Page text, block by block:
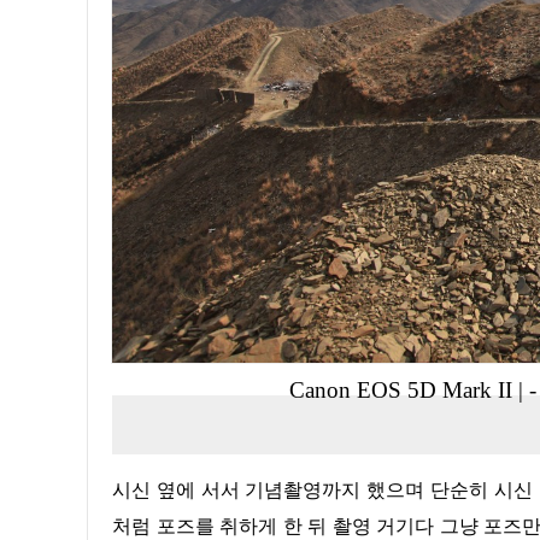
Canon EOS 5D Mark II| -
시신 옆에 서서 기념촬영까지 했으며 단순히 시신 옆에 서서 촬영한 것이 아니고 옷까지 벗기고 마치 수영을 하는 것
처럼 포즈를 취하게 한 뒤 촬영 거기다 그냥 포즈